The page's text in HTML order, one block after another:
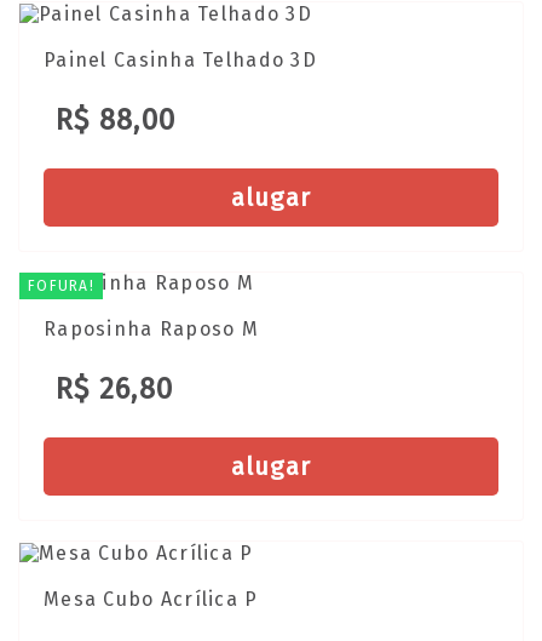
Painel Casinha Telhado 3D
R$ 88,00
alugar
FOFURA!
Raposinha Raposo M
R$ 26,80
alugar
Mesa Cubo Acrílica P